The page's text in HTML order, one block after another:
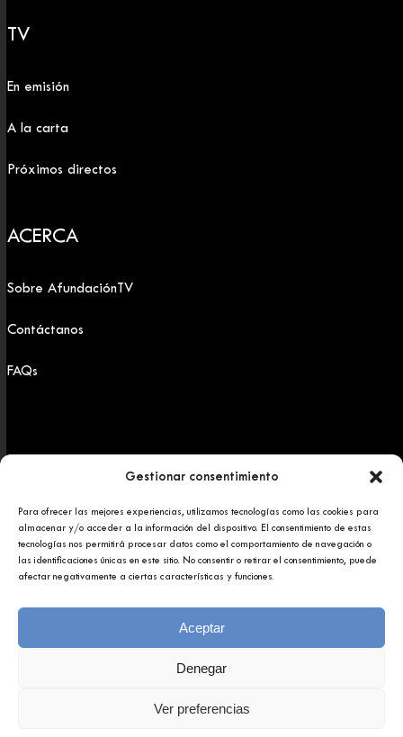
Gestionar consentimiento
Para ofrecer las mejores experiencias, utilizamos tecnologías como las cookies para
almacenar y/o acceder a la información del dispositivo. El consentimiento de estas
tecnologías nos permitirá procesar datos como el comportamiento de navegación o
las identificaciones únicas en este sitio. No consentir o retirar el consentimiento, puede
afectar negativamente a ciertas características y funciones.
Aceptar
Denegar
Ver preferencias
TV
En emisión
A la carta
Próximos directos
ACERCA
Sobre AfundaciónTV
Contáctanos
FAQs
Copyright 2025 © Afundación Obra Social Abanca
Política de privacidad
Aviso legal